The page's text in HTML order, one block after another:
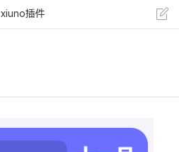
xiuno插件